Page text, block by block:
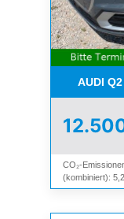
AUDI
CO₂-
(kombiniert):